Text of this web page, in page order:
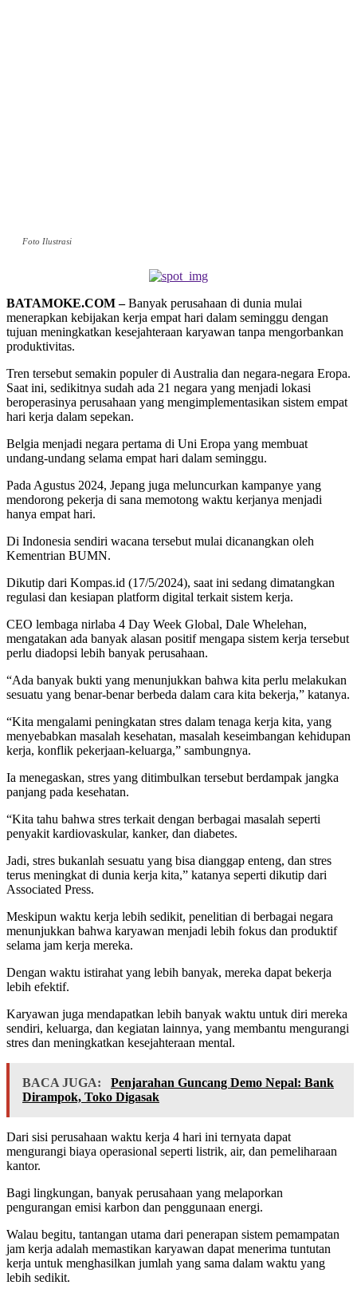
Foto Ilustrasi
BATAMOKE.COM –Banyak perusahaan di dunia mulai
menerapkan kebijakan kerja empat hari dalam seminggu dengan
tujuan meningkatkan kesejahteraan karyawan tanpa mengorbankan
produktivitas.
Tren tersebut semakin populer di Australia dan negara-negara Eropa.
Saat ini, sedikitnya sudah ada 21 negara yang menjadi lokasi
beroperasinya perusahaan yang mengimplementasikan sistem empat
hari kerja dalam sepekan.
Belgia menjadi negara pertama di Uni Eropa yang membuat
undang-undang selama empat hari dalam seminggu.
Pada Agustus 2024, Jepang juga meluncurkan kampanye yang
mendorong pekerja di sana memotong waktu kerjanya menjadi
hanya empat hari.
Di Indonesia sendiri wacana tersebut mulai dicanangkan oleh
Kementrian BUMN.
Dikutip dari Kompas.id (17/5/2024), saat ini sedang dimatangkan
regulasi dan kesiapan platform digital terkait sistem kerja.
CEO lembaga nirlaba 4 Day Week Global, Dale Whelehan,
mengatakan ada banyak alasan positif mengapa sistem kerja tersebut
perlu diadopsi lebih banyak perusahaan.
“Ada banyak bukti yang menunjukkan bahwa kita perlu melakukan
sesuatu yang benar-benar berbeda dalam cara kita bekerja,” katanya.
“Kita mengalami peningkatan stres dalam tenaga kerja kita, yang
menyebabkan masalah kesehatan, masalah keseimbangan kehidupan
kerja, konflik pekerjaan-keluarga,” sambungnya.
Ia menegaskan, stres yang ditimbulkan tersebut berdampak jangka
panjang pada kesehatan.
“Kita tahu bahwa stres terkait dengan berbagai masalah seperti
penyakit kardiovaskular, kanker, dan diabetes.
Jadi, stres bukanlah sesuatu yang bisa dianggap enteng, dan stres
terus meningkat di dunia kerja kita,” katanya seperti dikutip dari
Associated Press.
Meskipun waktu kerja lebih sedikit, penelitian di berbagai negara
menunjukkan bahwa karyawan menjadi lebih fokus dan produktif
selama jam kerja mereka.
Dengan waktu istirahat yang lebih banyak, mereka dapat bekerja
lebih efektif.
Karyawan juga mendapatkan lebih banyak waktu untuk diri mereka
sendiri, keluarga, dan kegiatan lainnya, yang membantu mengurangi
stres dan meningkatkan kesejahteraan mental.
BACA JUGA:
Penjarahan Guncang Demo Nepal: Bank
Dirampok, Toko Digasak
Dari sisi perusahaan waktu kerja 4 hari ini ternyata dapat
mengurangi biaya operasional seperti listrik, air, dan pemeliharaan
kantor.
Bagi lingkungan, banyak perusahaan yang melaporkan
pengurangan emisi karbon dan penggunaan energi.
Walau begitu, tantangan utama dari penerapan sistem pemampatan
jam kerja adalah memastikan karyawan dapat menerima tuntutan
kerja untuk menghasilkan jumlah yang sama dalam waktu yang
lebih sedikit.